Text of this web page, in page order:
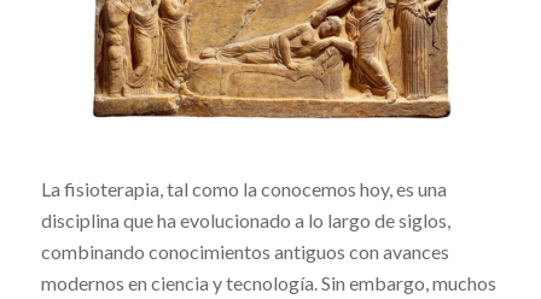
La fisioterapia, tal como la conocemos hoy, es una
disciplina que ha evolucionado a lo largo de siglos,
combinando conocimientos antiguos con avances
modernos en ciencia y tecnología. Sin embargo, muchos